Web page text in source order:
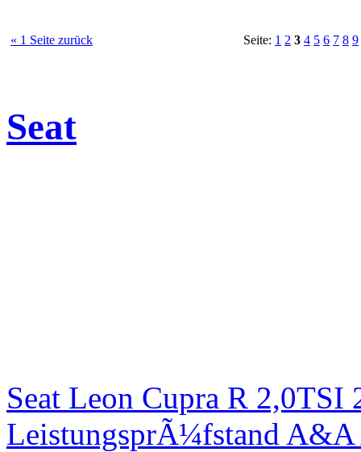
« 1 Seite zurück Seite: 1 2 3 4 5 6 7 8 9
Seat
Seat Leon Cupra R
LeistungsprÃ¼fstand